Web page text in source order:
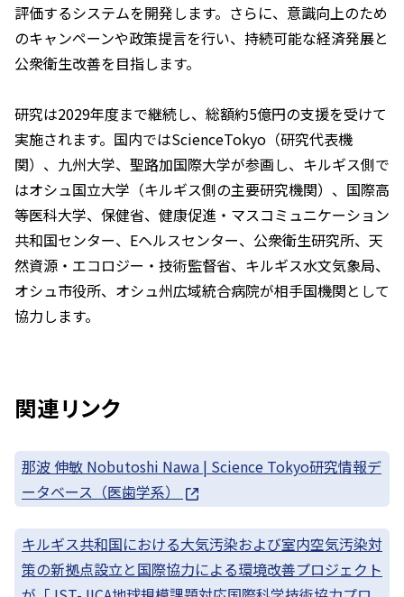
評価するシステムを開発します。さらに、意識向上のため
のキャンペーンや政策提言を行い、持続可能な経済発展と
公衆衛生改善を目指します。
研究は2029年度まで継続し、総額約5億円の支援を受けて
実施されます。国内ではScienceTokyo（研究代表機
関）、九州大学、聖路加国際大学が参画し、キルギス側で
はオシュ国立大学（キルギス側の主要研究機関）、国際高
等医科大学、保健省、健康促進・マスコミュニケーション
共和国センター、Eヘルスセンター、公衆衛生研究所、天
然資源・エコロジー・技術監督省、キルギス水文気象局、
オシュ市役所、オシュ州広域統合病院が相手国機関として
協力します。
関連リンク
那波 伸敏 Nobutoshi Nawa | Science Tokyo研究情報デ
ータベース（医歯学系）
キルギス共和国における大気汚染および室内空気汚染対
策の新拠点設立と国際協力による環境改善プロジェクト